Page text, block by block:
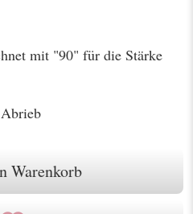
mit "90" für die Stärke
Warenkorb